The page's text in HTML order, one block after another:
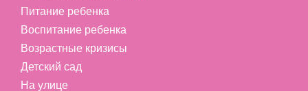
Питание ребенка
Воспитание ребенка
Возрастные кризисы
Детский сад
На улице